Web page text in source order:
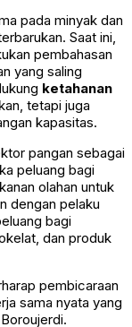
pada minyak dan
Saat ini,
pembahasan
yang saling
ketahanan
tetapi juga
kapasitas.
pangan sebagai
peluang bagi
olahan untuk
dengan pelaku
bagi
dan produk
pembicaraan
sama nyata yang